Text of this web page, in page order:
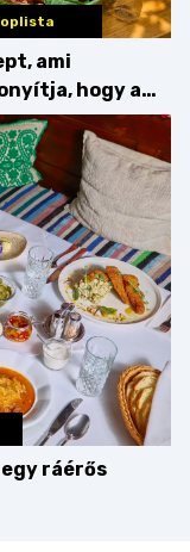
ami
hogy a
húsok mellé is
ráérős